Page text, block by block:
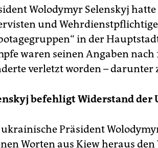
Wolodymyr Selenskyj
und
in der
waren seinen Angaben nach
verletzt worden – darunter
befehligt Widerstand der
Präsident
Worten aus Kiew heraus